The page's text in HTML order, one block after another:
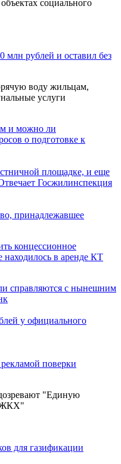
социального
млн рублей и оставил без
воду жильцам,
услуги
и можно ли
о подготовке к
площадке, и еще
Госжилинспекция
принадлежавшее
концессионное
находилось в аренде КТ
справляются с нынешним
у официального
поверки
"Единую
ЖКХ"
для газификации